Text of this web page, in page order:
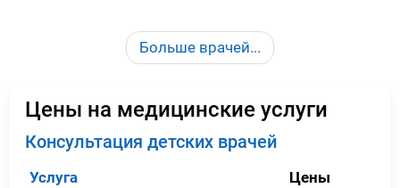
Больше врачей...
Цены на медицинские услуги
Консультация детских врачей
Услуга
Цены